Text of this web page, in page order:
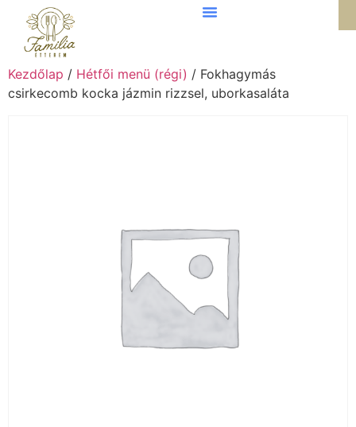
Kezdőlap / Hétfői menü (régi) / Fokhagymás
csirkecomb kocka jázmin rizzsel, uborkasaláta